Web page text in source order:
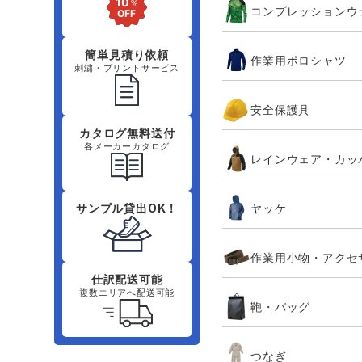
簡単見積り依頼
刺繍・プリントサービス
カタログ無料送付
各メーカーカタログ
サンプル貸出OK！
仕訳配送可能
複数エリアへ配送可能
コンプレッションウ
作業用ポロシャツ
安全保護具
レインウェア・カッ
ヤッケ
作業用小物・アクセ
鞄・バッグ
つなぎ